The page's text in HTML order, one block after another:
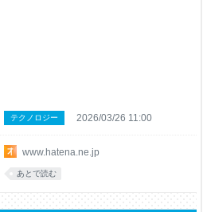
www.hatena.ne.jp
テクノロジー 2026/03/26 11:00
あとで読む